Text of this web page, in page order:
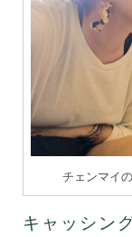
チェンマイ
キャッシン